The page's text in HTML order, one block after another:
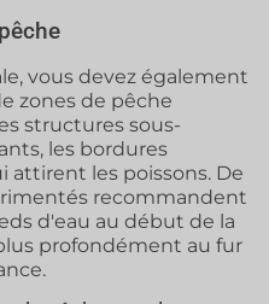
vous devez également
zones de pêche
structures sous-
les bordures
attirent les poissons. De
recommandent
d'eau au début de la
profondément au fur